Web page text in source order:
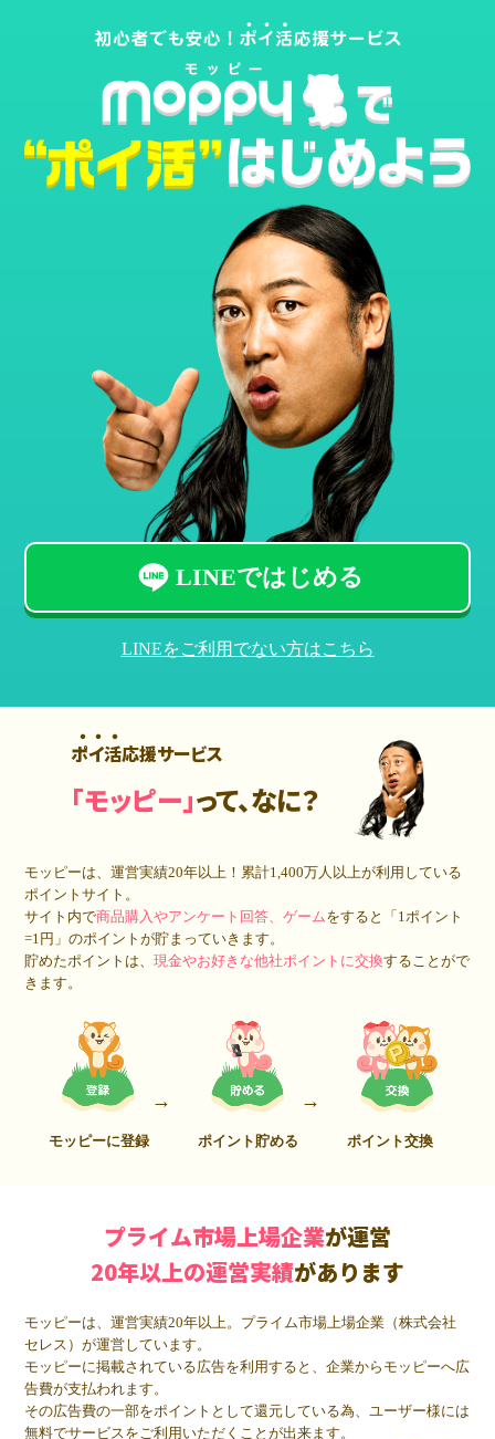
LINEではじめる
LINEをご利用でない方はこちら
ポイ活応援サービス
「モッピー」って、なに？
モッピーは、運営実績20年以上！累計1,400万人 以上が利用している
ポイントサイト。
サイト内で商品購入やアンケート回答、ゲームをすると「1ポイント
=1円」のポイントが貯まっていきます。
貯めたポイントは、現金やお好きな他社ポイントに交換することがで
きます。
モッピーに登録 ポイント貯める ポイント交換
プライム市場上場企業が運営
20年以上の運営実績があります
モッピーは、運営実績20年以上。プライム市場上場企業（株式会社
セレス）が運営しています。
モッピーに掲載されている広告を利用すると、企業からモッピーへ広
告費が支払われます。
その広告費の一部をポイントとして還元している為、ユーザー様には
無料でサービスをご利用いただくことが出来ます。